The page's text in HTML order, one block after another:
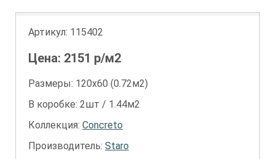
Артикул: 115402
Цена: 2151 р/м2
Размеры: 120х60 (0.72м2)
В коробке: 2шт / 1.44м2
Коллекция: Concreto
Производитель: Staro